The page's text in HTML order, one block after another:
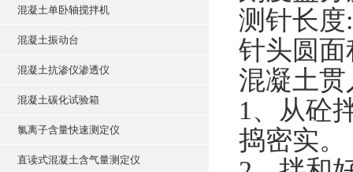
混凝土单卧轴搅拌机
混凝土振动台
混凝土抗渗仪渗透仪
混凝土碳化试验箱
氯离子含量快速测定仪
直读式混凝土含气量测定仪
测针长度
针头圆面
混凝土
1、从砼
捣密实。